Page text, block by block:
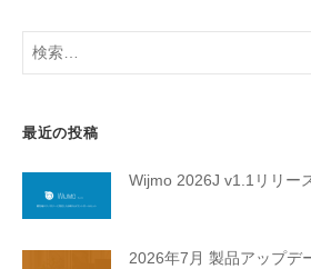
検
最近の投稿
Wijmo 2026J v1.1リリー
2026年7月 製品アップデ